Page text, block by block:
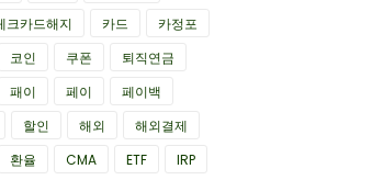
크카드해지 카드
카정포
코인 쿠폰
퇴직연금
패이 페이
페이백
할인 해외
해외결제
환율 CMA ETF
IRP